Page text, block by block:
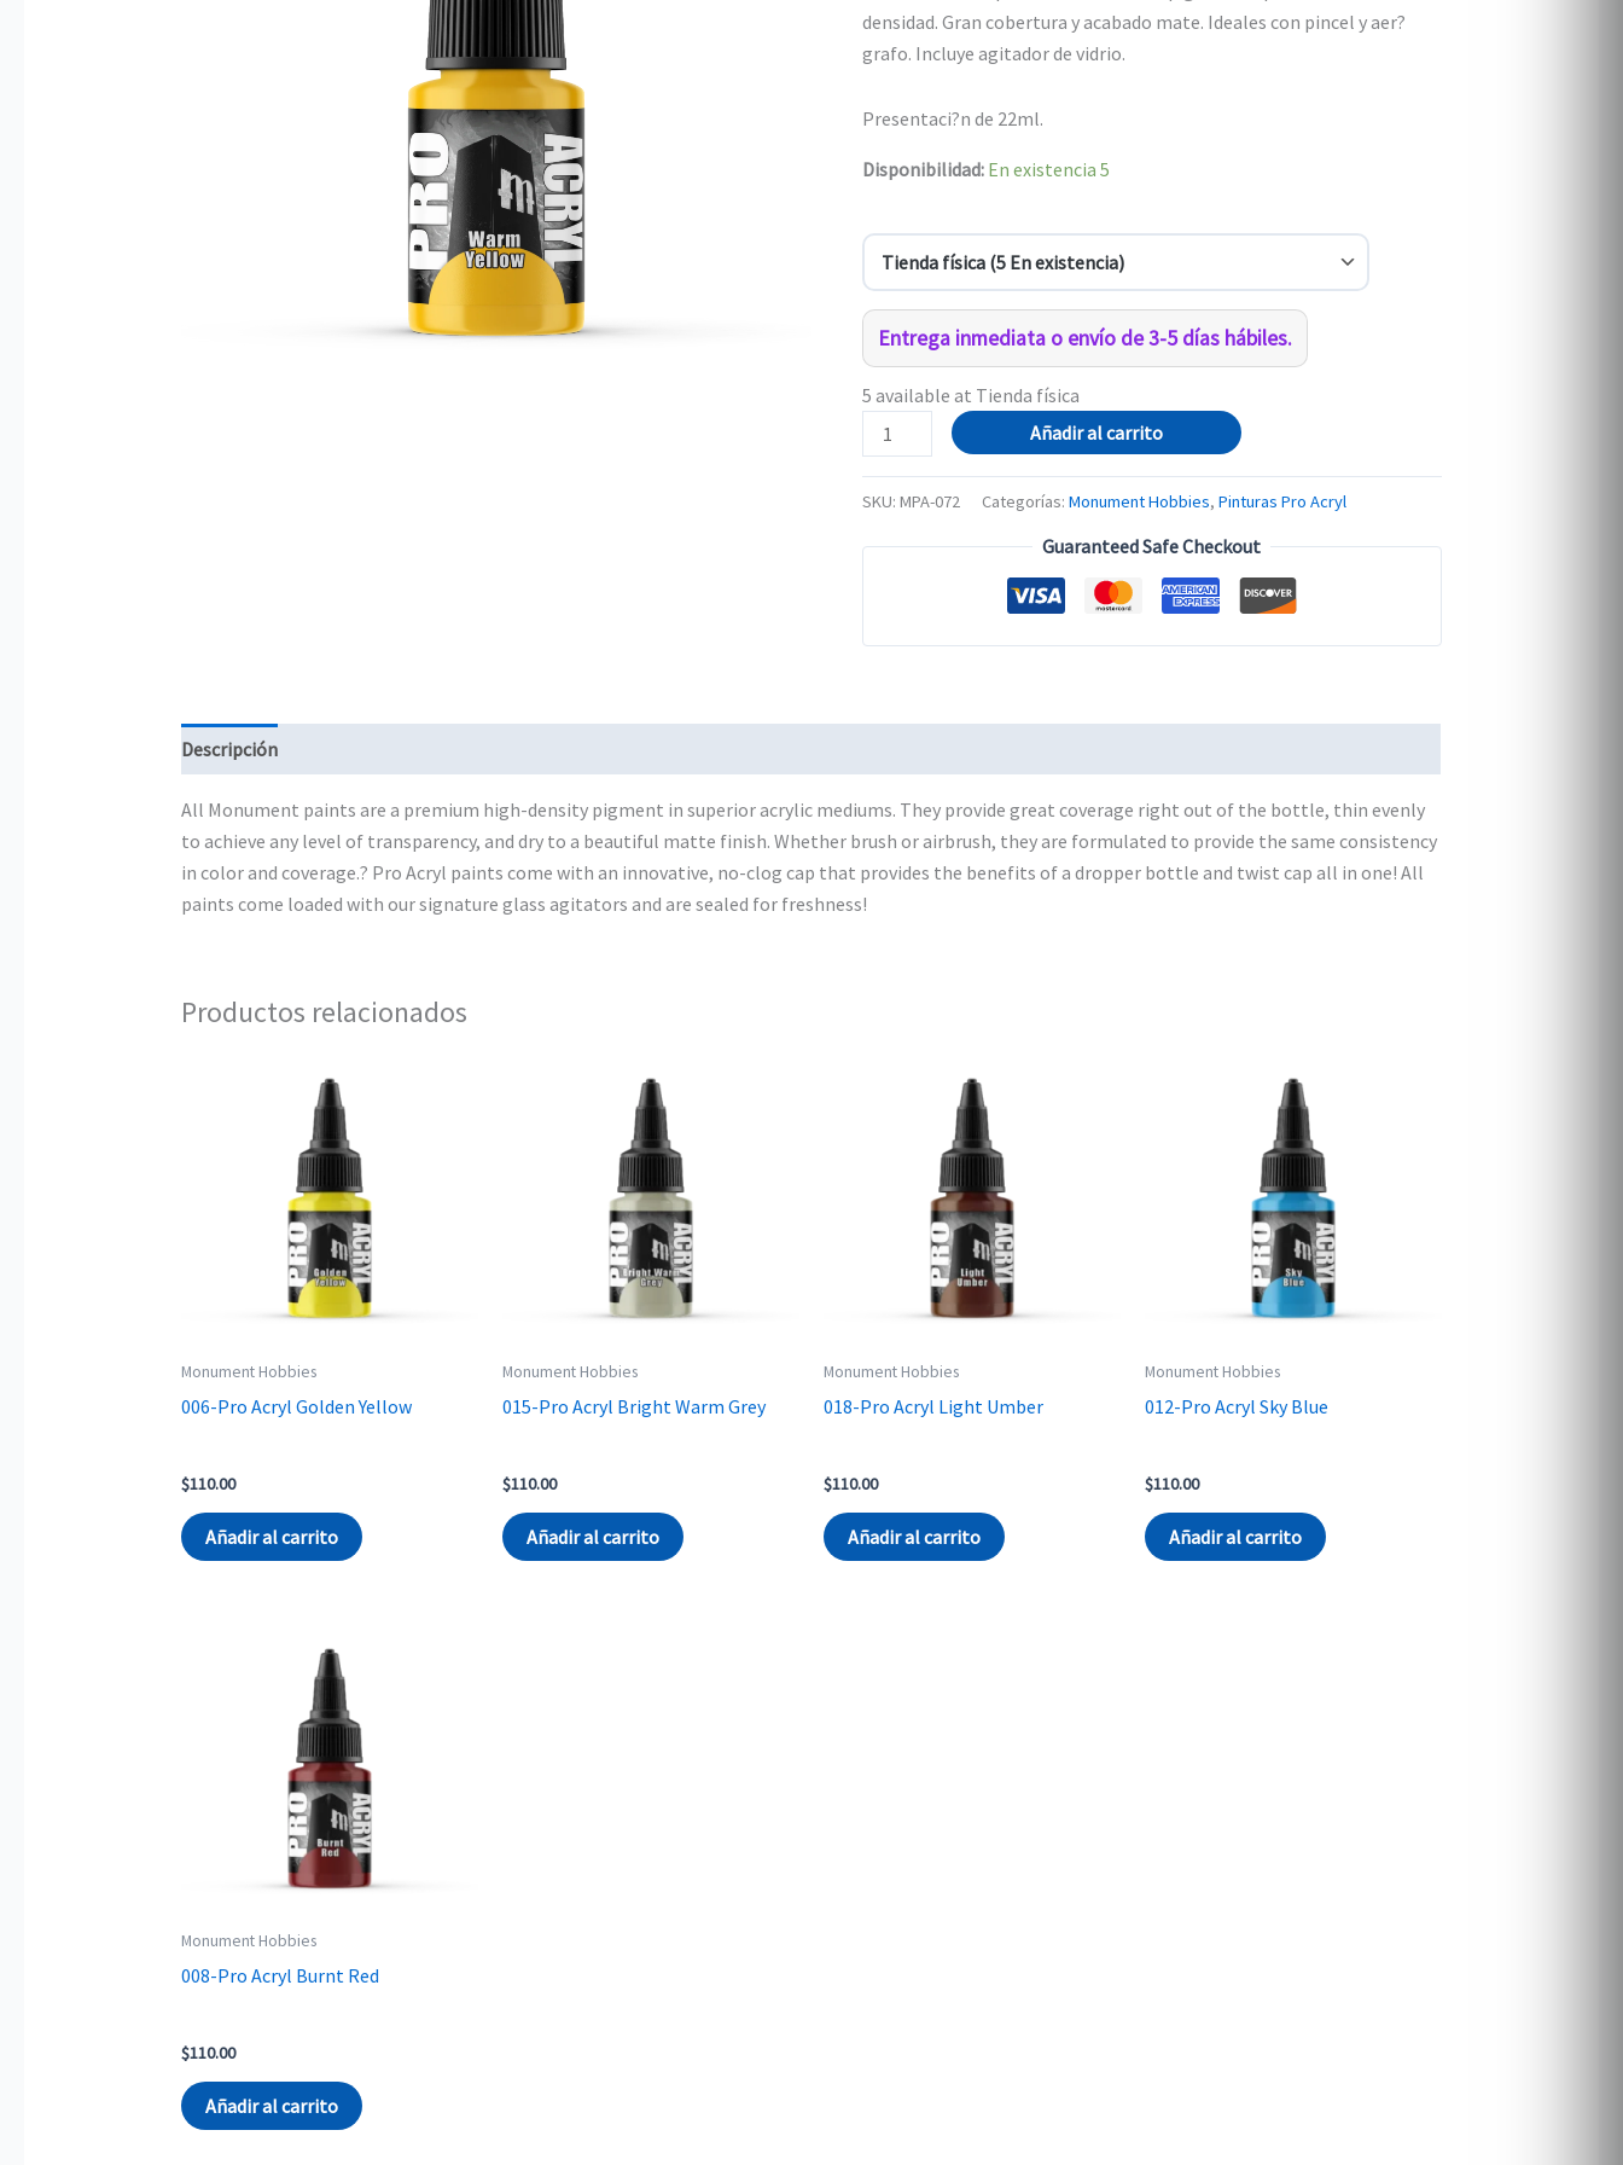
densidad. Gran cobertura y acabado mate. Ideales con pincel y aer?
grafo. Incluye agitador de vidrio.
Presentaci?n de 22ml.
Disponibilidad: En existencia 5
Entrega inmediata o envío de 3-5 días hábiles.
5 available at Tienda física
072-
Pro
Yellow
Añadir al carrito
SKU: MPA-072 Categorías: Monument Hobbies, Pinturas Pro Acryl
Guaranteed Safe Checkout
Descripción
All Monument paints are a premium high-density pigment in superior acrylic mediums. They provide great coverage right out of the bottle, thin evenly
to achieve any level of transparency, and dry to a beautiful matte finish. Whether brush or airbrush, they are formulated to provide the same consistency
in color and coverage.? Pro Acryl paints come with an innovative, no-clog cap that provides the benefits of a dropper bottle and twist cap all in one! All
paints come loaded with our signature glass agitators and are sealed for freshness!
Productos relacionados
Monument Hobbies
006-Pro Acryl Golden Yellow
$110.00
Añadir al carrito
Monument Hobbies
015-Pro Acryl Bright Warm Grey
$110.00
Añadir al carrito
Monument Hobbies
018-Pro Acryl Light Umber
$110.00
Añadir al carrito
Monument Hobbies
012-Pro Acryl Sky Blue
$110.00
Añadir al carrito
Monument Hobbies
008-Pro Acryl Burnt Red
$110.00
Añadir al carrito